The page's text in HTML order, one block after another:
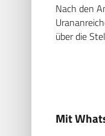
Nach den
über die
Mit